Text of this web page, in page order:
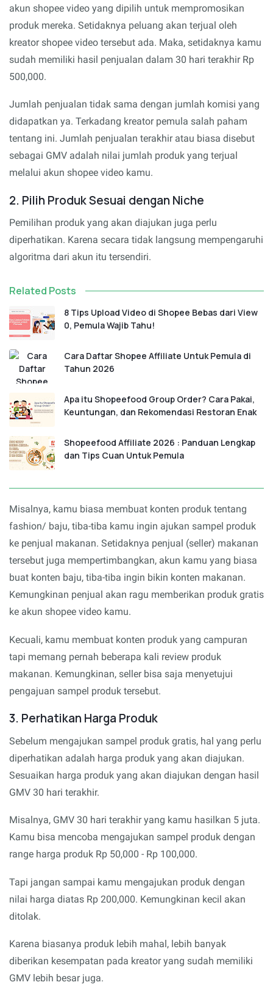
akun shopee video yang dipilih untuk mempromosikan
produk mereka. Setidaknya peluang akan terjual oleh
kreator shopee video tersebut ada. Maka, setidaknya kamu
sudah memiliki hasil penjualan dalam 30 hari terakhir Rp
500,000.
Jumlah penjualan tidak sama dengan jumlah komisi yang
didapatkan ya. Terkadang kreator pemula salah paham
tentang ini. Jumlah penjualan terakhir atau biasa disebut
sebagai GMV adalah nilai jumlah produk yang terjual
melalui akun shopee video kamu.
2. Pilih Produk Sesuai dengan Niche
Pemilihan produk yang akan diajukan juga perlu
diperhatikan. Karena secara tidak langsung mempengaruhi
algoritma dari akun itu tersendiri.
Related Posts
8 Tips Upload Video di Shopee Bebas dari View
0, Pemula Wajib Tahu!
Cara Daftar Shopee Affiliate Untuk Pemula di
Tahun 2026
Apa itu Shopeefood Group Order? Cara Pakai,
Keuntungan, dan Rekomendasi Restoran Enak
Shopeefood Affiliate 2026 : Panduan Lengkap
dan Tips Cuan Untuk Pemula
Misalnya, kamu biasa membuat konten produk tentang
fashion/ baju, tiba-tiba kamu ingin ajukan sampel produk
ke penjual makanan. Setidaknya penjual (seller) makanan
tersebut juga mempertimbangkan, akun kamu yang biasa
buat konten baju, tiba-tiba ingin bikin konten makanan.
Kemungkinan penjual akan ragu memberikan produk gratis
ke akun shopee video kamu.
Kecuali, kamu membuat konten produk yang campuran
tapi memang pernah beberapa kali review produk
makanan. Kemungkinan, seller bisa saja menyetujui
pengajuan sampel produk tersebut.
3. Perhatikan Harga Produk
Sebelum mengajukan sampel produk gratis, hal yang perlu
diperhatikan adalah harga produk yang akan diajukan.
Sesuaikan harga produk yang akan diajukan dengan hasil
GMV 30 hari terakhir.
Misalnya, GMV 30 hari terakhir yang kamu hasilkan 5 juta.
Kamu bisa mencoba mengajukan sampel produk dengan
range harga produk Rp 50,000 - Rp 100,000.
Tapi jangan sampai kamu mengajukan produk dengan
nilai harga diatas Rp 200,000. Kemungkinan kecil akan
ditolak.
Karena biasanya produk lebih mahal, lebih banyak
diberikan kesempatan pada kreator yang sudah memiliki
GMV lebih besar juga.